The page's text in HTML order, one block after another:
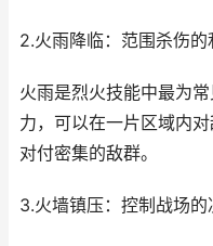
2.火雨降临：范围杀伤的
火雨是烈火技能中最为
力，可以在一片区域内
对付密集的敌群。
3.火墙镇压：控制战场的